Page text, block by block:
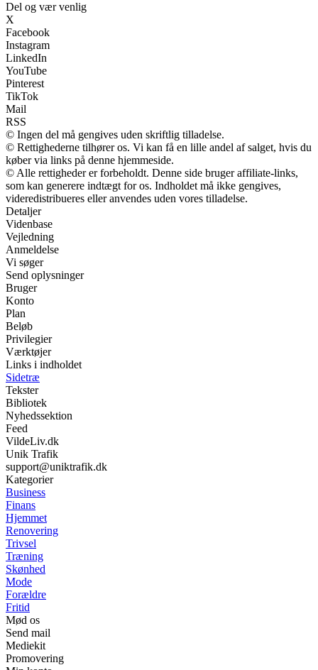
Del og vær venlig
X
Facebook
Instagram
LinkedIn
YouTube
Pinterest
TikTok
Mail
RSS
© Ingen del må gengives uden skriftlig tilladelse.
© Rettighederne tilhører os. Vi kan få en lille andel af salget, hvis du
køber via links på denne hjemmeside.
© Alle rettigheder er forbeholdt. Denne side bruger affiliate-links,
som kan generere indtægt for os. Indholdet må ikke gengives,
videredistribueres eller anvendes uden vores tilladelse.
Detaljer
Videnbase
Vejledning
Anmeldelse
Vi søger
Send oplysninger
Bruger
Konto
Plan
Beløb
Privilegier
Værktøjer
Links i indholdet
Sidetræ
Tekster
Bibliotek
Nyhedssektion
Feed
VildeLiv.dk
Unik Trafik
support@uniktrafik.dk
Kategorier
Business
Finans
Hjemmet
Renovering
Trivsel
Træning
Skønhed
Mode
Forældre
Fritid
Mød os
Send mail
Mediekit
Promovering